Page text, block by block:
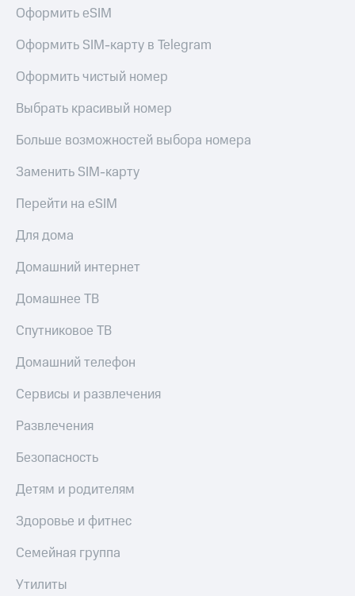
Оформить eSIM
Оформить SIM-карту в Telegram
Оформить чистый номер
Выбрать красивый номер
Больше возможностей выбора номера
Заменить SIM-карту
Перейти на eSIM
Для дома
Домашний интернет
Домашнее ТВ
Спутниковое ТВ
Домашний телефон
Сервисы и развлечения
Развлечения
Безопасность
Детям и родителям
Здоровье и фитнес
Семейная группа
Утилиты